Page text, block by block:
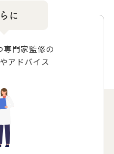
に
専門家監修の
アドバイス